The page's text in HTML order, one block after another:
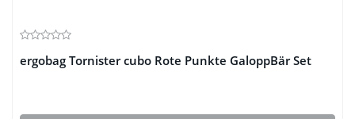
ergobag Tornister cubo Rote Punkte GaloppBär Set